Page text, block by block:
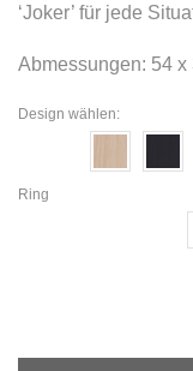
‘Joker’ für jede
Abmessungen: 54 x
Design wählen:
Ring